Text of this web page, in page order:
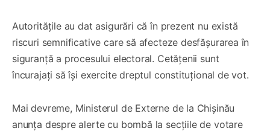
Autoritățile au dat asigurări că în prezent nu există
riscuri semnificative care să afecteze desfășurarea în
siguranță a procesului electoral. Cetățenii sunt
încurajați să își exercite dreptul constituțional de vot.
Mai devreme, Ministerul de Externe de la Chișinău
anunța despre alerte cu bombă la secțiile de votare